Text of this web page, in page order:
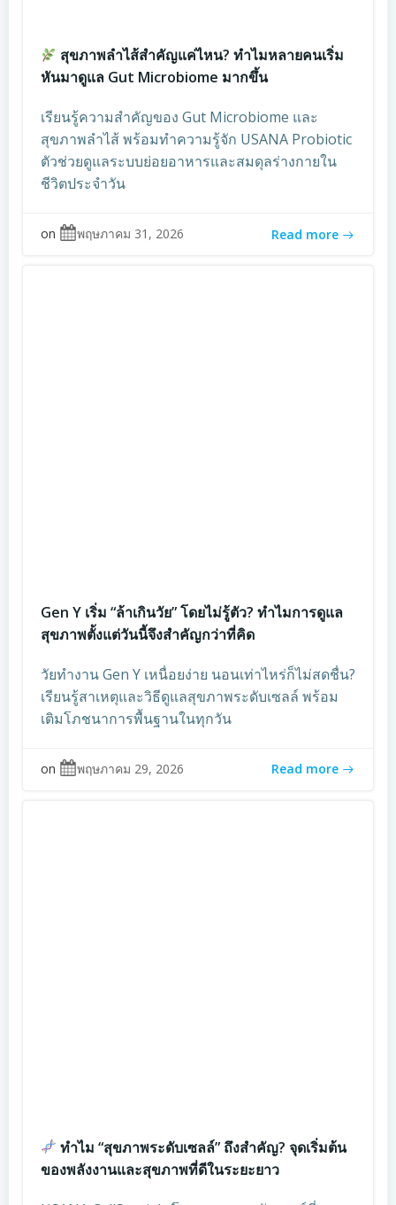
สุขภาพลำไส้สำคัญแค่ไหน? ทำไมหลายคนเริ่ม
หันมาดูแล Gut Microbiome มากขึ้น
เรียนรู้ความสำคัญของ Gut Microbiome และ
สุขภาพลำไส้ พร้อมทำความรู้จัก USANA Probiotic
ตัวช่วยดูแลระบบย่อยอาหารและสมดุลร่างกายใน
ชีวิตประจำวัน
on พฤษภาคม 31, 2026 Read more
Gen Y เริ่ม “ล้าเกินวัย” โดยไม่รู้ตัว? ทำไมการดูแล
สุขภาพตั้งแต่วันนี้จึงสำคัญกว่าที่คิด
วัยทำงาน Gen Y เหนื่อยง่าย นอนเท่าไหร่ก็ไม่สดชื่น?
เรียนรู้สาเหตุและวิธีดูแลสุขภาพระดับเซลล์ พร้อม
เติมโภชนาการพื้นฐานในทุกวัน
on พฤษภาคม 29, 2026 Read more
ทำไม “สุขภาพระดับเซลล์” ถึงสำคัญ? จุดเริ่มต้น
ของพลังงานและสุขภาพที่ดีในระยะยาว